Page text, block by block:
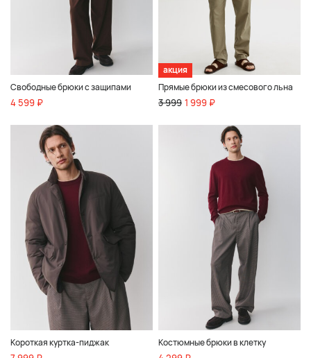
Свободные брюки с защипами
4 599 ₽
акция
Прямые брюки из смесового льна
3 999 1 999 ₽
Короткая куртка-пиджак Костюмные брюки в клетку